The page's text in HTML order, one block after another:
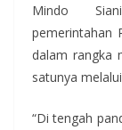
o
o
k
Mindo
pemerintahan
dalam rangka
satunya melalui
“Di tengah